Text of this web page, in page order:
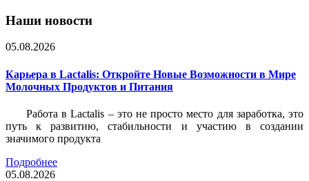
Наши новости
05.08.2026
Карьера в Lactalis: Откройте Новые Возможности в Мире
Молочных Продуктов и Питания
Работа в Lactalis – это не просто место для заработка, это
путь к развитию, стабильности и участию в создании
значимого продукта
Подробнее
05.08.2026